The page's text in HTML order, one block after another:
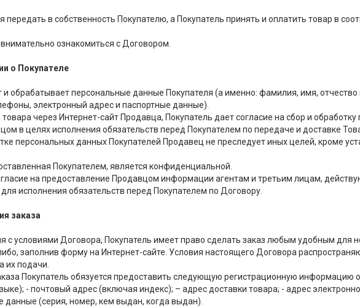
передать в собственность Покупателю, а Покупатель принять и оплатить товар в
ознакомиться с Договором.
о Покупателе
и обрабатывает персональные данные Покупателя (а именно: фамилия, имя, отчество
электронный адрес и паспортные данные).
через Интернет-сайт Продавца, Покупатель дает согласие на сбор и
в целях исполнения обязательств перед Покупателем по передаче и доставке
персональных данных Покупателей Продавец не преследует иных целей, кроме
Покупателем, является конфиденциальной.
на предоставление Продавцом информации агентам и третьим лицам,
исполнения обязательств перед Покупателем по Договору.
заказа
с условиями Договора, Покупатель имеет право сделать заказ любым удобным для
заполнив форму на Интернет-сайте. Условия настоящего Договора
их подачи.
Покупатель обязуется предоставить следующую регистрационную информацию
- почтовый адрес (включая индекс); – адрес доставки товара; - адрес
данные (серия, номер, кем выдан, когда выдан).